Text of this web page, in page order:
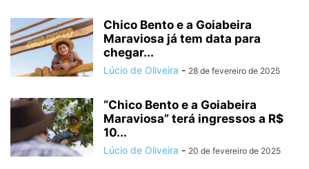
Chico Bento e a Goiabeira
Maraviosa já tem data para
chegar...
Lúcio de Oliveira - 28 de fevereiro de 2025
“Chico Bento e a Goiabeira
Maraviosa” terá ingressos a R$
10...
Lúcio de Oliveira - 20 de fevereiro de 2025